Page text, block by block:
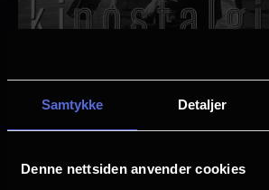
Samtykke Detaljer
Denne nettsiden anvender cookies
Kinostalgi | Catch Me If You Can | 20. august